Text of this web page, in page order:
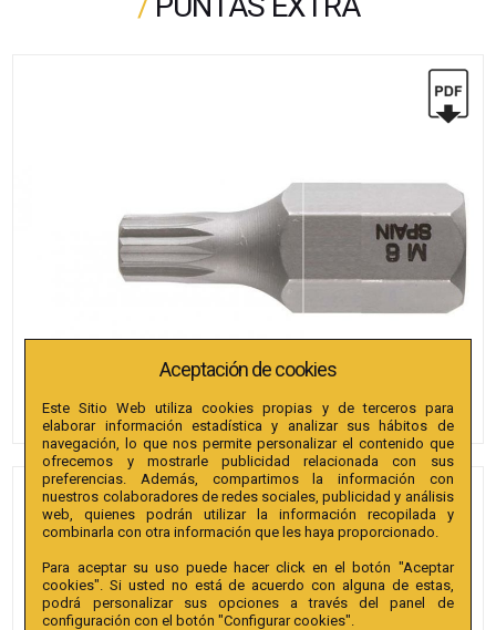
PUNTAS BIANDITZ XZN M12 X
30MM 10MM 2U.
Referencia:242725
Colección:Punta XZN Hex. conductor 10mm extra
Aceptación de cookies
Este Sitio Web utiliza cookies propias y de terceros para
elaborar información estadística y analizar sus hábitos de
navegación, lo que nos permite personalizar el contenido que
ofrecemos y mostrarle publicidad relacionada con sus
preferencias. Además, compartimos la información con
nuestros colaboradores de redes sociales, publicidad y análisis
web, quienes podrán utilizar la información recopilada y
combinarla con otra información que les haya proporcionado.
Para aceptar su uso puede hacer click en el botón "Aceptar
cookies". Si usted no está de acuerdo con alguna de estas,
podrá personalizar sus opciones a través del panel de
configuración con el botón "Configurar cookies".